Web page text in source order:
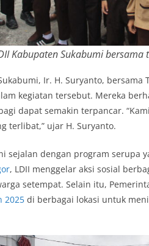
Kabupaten Sukabumi
Ir. H. Suryanto,
kegiatan tersebut. Mereka
dapat semakin terpancar.
terlibat,” ujar H. Suryanto.
sejalan dengan program serupa
, LDII menggelar aksi sosial
setempat. Selain itu,
2025 di berbagai lokasi untuk